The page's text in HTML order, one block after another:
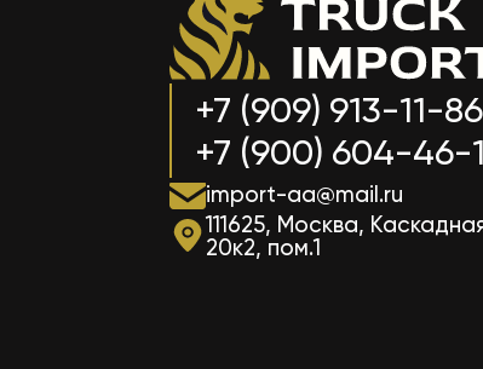
+7 (909) 913-11-86
+7 (900) 604-46-
import-aa@mail.ru
111625, Москва,
20к2, пом.1